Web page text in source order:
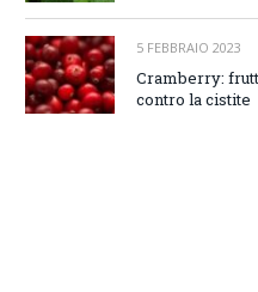
5 FEBBRAIO 2023
Cramberry:
contro la cistite